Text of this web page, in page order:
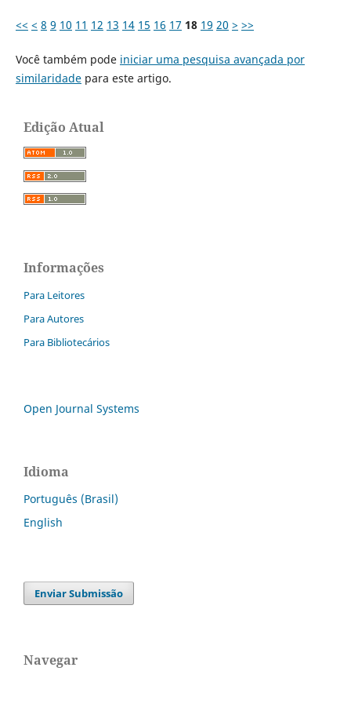
<< < 8 9 10 11 12 13 14 15 16 17 18 19 20 > >>
Você também pode iniciar uma pesquisa avançada por
similaridadepara este artigo.
Edição Atual
Informações
Para Leitores
Para Autores
Para Bibliotecários
Open Journal Systems
Idioma
Português (Brasil)
English
Enviar Submissão
Navegar